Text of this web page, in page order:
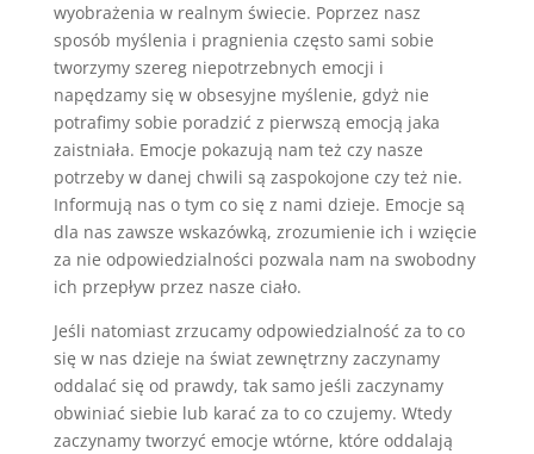
wyobrażenia w realnym świecie. Poprzez nasz
sposób myślenia i pragnienia często sami sobie
tworzymy szereg niepotrzebnych emocji i
napędzamy się w obsesyjne myślenie, gdyż nie
potrafimy sobie poradzić z pierwszą emocją jaka
zaistniała. Emocje pokazują nam też czy nasze
potrzeby w danej chwili są zaspokojone czy też nie.
Informują nas o tym co się z nami dzieje. Emocje są
dla nas zawsze wskazówką, zrozumienie ich i wzięcie
za nie odpowiedzialności pozwala nam na swobodny
ich przepływ przez nasze ciało.
Jeśli natomiast zrzucamy odpowiedzialność za to co
się w nas dzieje na świat zewnętrzny zaczynamy
oddalać się od prawdy, tak samo jeśli zaczynamy
obwiniać siebie lub karać za to co czujemy. Wtedy
zaczynamy tworzyć emocje wtórne, które oddalają